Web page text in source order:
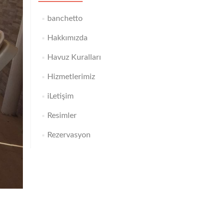
banchetto
Hakkımızda
Havuz Kuralları
Hizmetlerimiz
iLetişim
Resimler
Rezervasyon